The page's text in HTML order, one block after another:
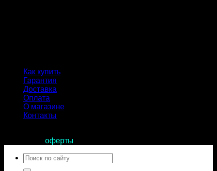
Как купить
Гарантия
Доставка
Оплата
О магазине
Контакты
оферты
Искать: